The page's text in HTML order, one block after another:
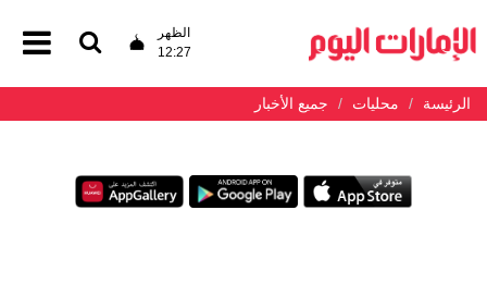
الظهر
12:27
الرئيسة محليات جميع الأخبار